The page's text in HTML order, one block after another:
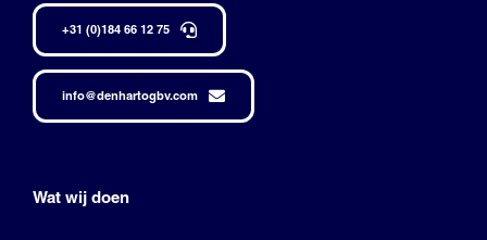
+31 (0)184 66 12 75
info@denhartogbv.com
Wat wij doen